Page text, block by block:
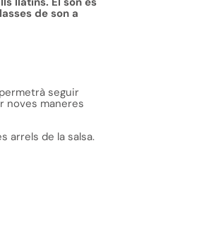
de son a
seguir
noves maneres
arrels de la salsa.